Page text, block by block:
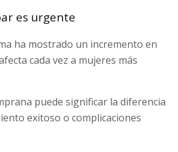
es urgente
ha mostrado un incremento en
cada vez a mujeres más
puede significar la diferencia
exitoso o complicaciones